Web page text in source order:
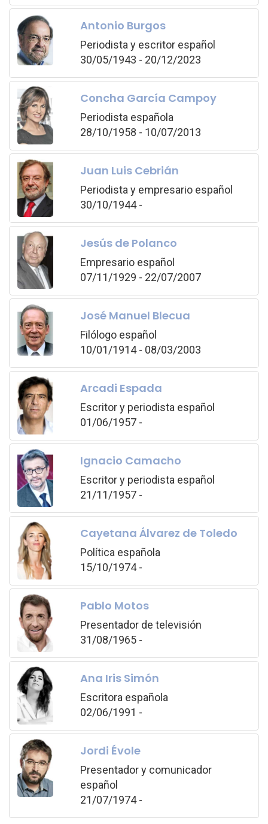
Antonio Burgos
Periodista y escritor español
30/05/1943 - 20/12/2023
Concha García Campoy
Periodista española
28/10/1958 - 10/07/2013
Juan Luis Cebrián
Periodista y empresario español
30/10/1944 -
Jesús de Polanco
Empresario español
07/11/1929 - 22/07/2007
José Manuel Blecua
Filólogo español
10/01/1914 - 08/03/2003
Arcadi Espada
Escritor y periodista español
01/06/1957 -
Ignacio Camacho
Escritor y periodista español
21/11/1957 -
Cayetana Álvarez de Toledo
Política española
15/10/1974 -
Pablo Motos
Presentador de televisión
31/08/1965 -
Ana Iris Simón
Escritora española
02/06/1991 -
Jordi Évole
Presentador y comunicador
español
21/07/1974 -